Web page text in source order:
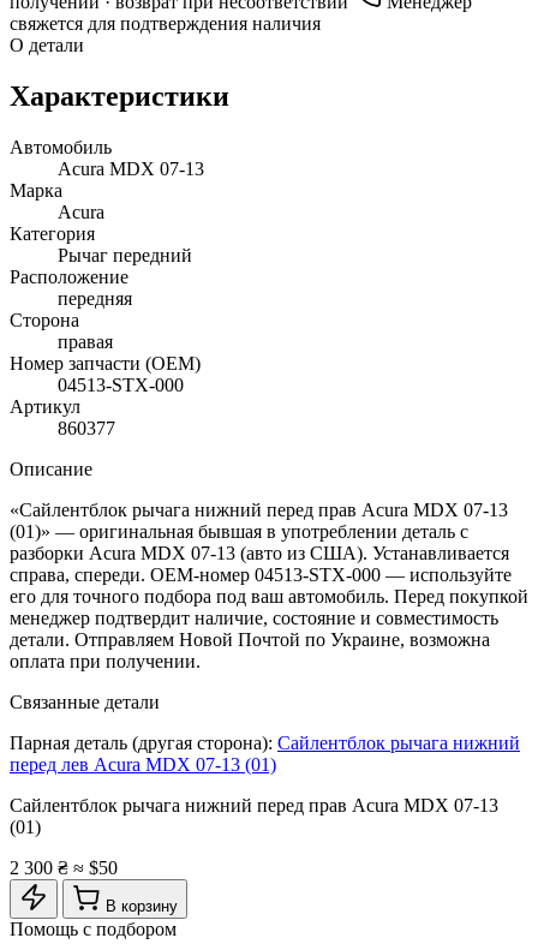
свяжется для подтверждения наличия
О детали
Характеристики
Автомобиль
Acura MDX 07-13
Марка
Acura
Категория
Рычаг передний
Расположение
передняя
Сторона
правая
Номер запчасти (OEM)
04513-STX-000
Артикул
860377
Описание
«Сайлентблок рычага нижний перед прав Acura MDX 07-13
(01)» — оригинальная бывшая в употреблении деталь с
разборки Acura MDX 07-13 (авто из США). Устанавливается
справа, спереди. OEM-номер 04513-STX-000 — используйте
его для точного подбора под ваш автомобиль. Перед покупкой
менеджер подтвердит наличие, состояние и совместимость
детали. Отправляем Новой Почтой по Украине, возможна
оплата при получении.
Связанные детали
Парная деталь (другая сторона): Сайлентблок рычага нижний
перед лев Acura MDX 07-13 (01)
Сайлентблок рычага нижний перед прав Acura MDX 07-13
(01)
2 300 ₴ ≈ $50
В корзину
Помощь с подбором